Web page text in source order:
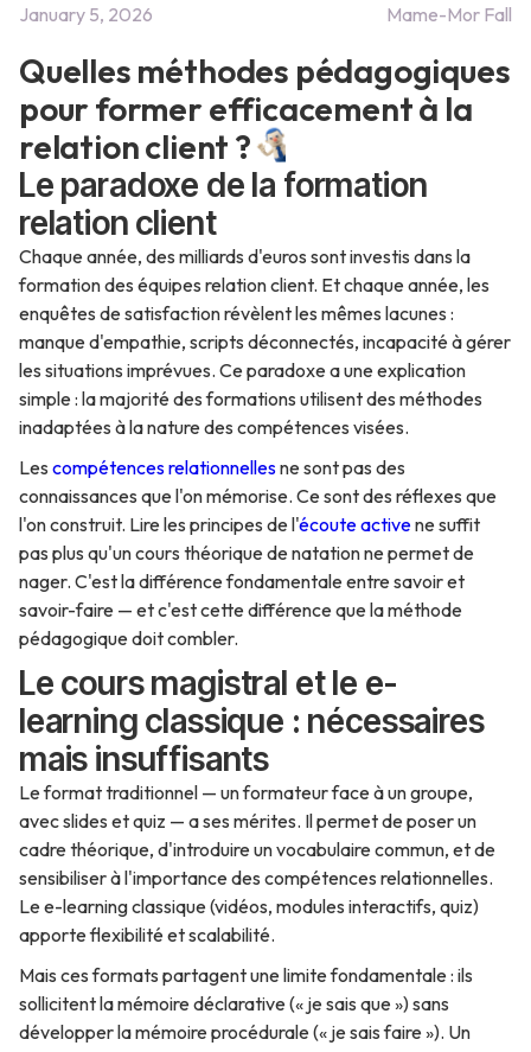
January 5, 2026 Mame-Mor Fall
Quelles méthodes pédagogiques
pour former efficacement à la
relation client ?
Le paradoxe de la formation
relation client
Chaque année, des milliards d'euros sont investis dans la
formation des équipes relation client. Et chaque année, les
enquêtes de satisfaction révèlent les mêmes lacunes :
manque d'empathie, scripts déconnectés, incapacité à gérer
les situations imprévues. Ce paradoxe a une explication
simple : la majorité des formations utilisent des méthodes
inadaptées à la nature des compétences visées.
Les compétences relationnellesne sont pas des
connaissances que l'on mémorise. Ce sont des réflexes que
l'on construit. Lire les principes de l'écoute activene suffit
pas plus qu'un cours théorique de natation ne permet de
nager. C'est la différence fondamentale entre savoir et
savoir-faire — et c'est cette différence que la méthode
pédagogique doit combler.
Le cours magistral et le e-
learning classique : nécessaires
mais insuffisants
Le format traditionnel — un formateur face à un groupe,
avec slides et quiz — a ses mérites. Il permet de poser un
cadre théorique, d'introduire un vocabulaire commun, et de
sensibiliser à l'importance des compétences relationnelles.
Le e-learning classique (vidéos, modules interactifs, quiz)
apporte flexibilité et scalabilité.
Mais ces formats partagent une limite fondamentale : ils
sollicitent la mémoire déclarative (« je sais que ») sans
développer la mémoire procédurale (« je sais faire »). Un